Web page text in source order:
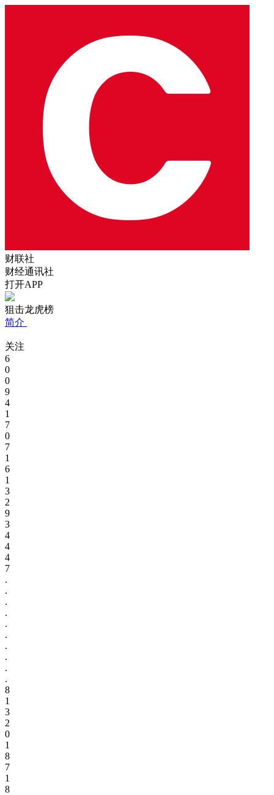
财联社
财经通讯社
打开APP
狙击龙虎榜
简介
关注
6
0
0
9
4
1
7
0
7
1
6
1
3
2
9
3
4
4
4
7
.
.
.
.
.
.
.
.
.
.
8
1
3
2
0
1
8
7
1
8